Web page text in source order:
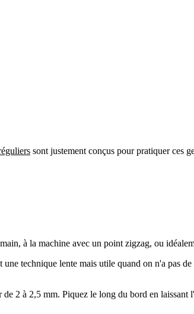
sont justement conçus pour pratiquer ces
à la machine avec un point zigzag, ou
technique lente mais utile quand on n'a pas
2 à 2,5 mm. Piquez le long du bord en laissant